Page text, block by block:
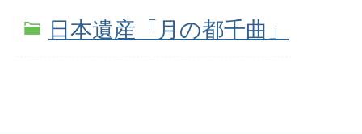
日本遺産「月の都千曲」